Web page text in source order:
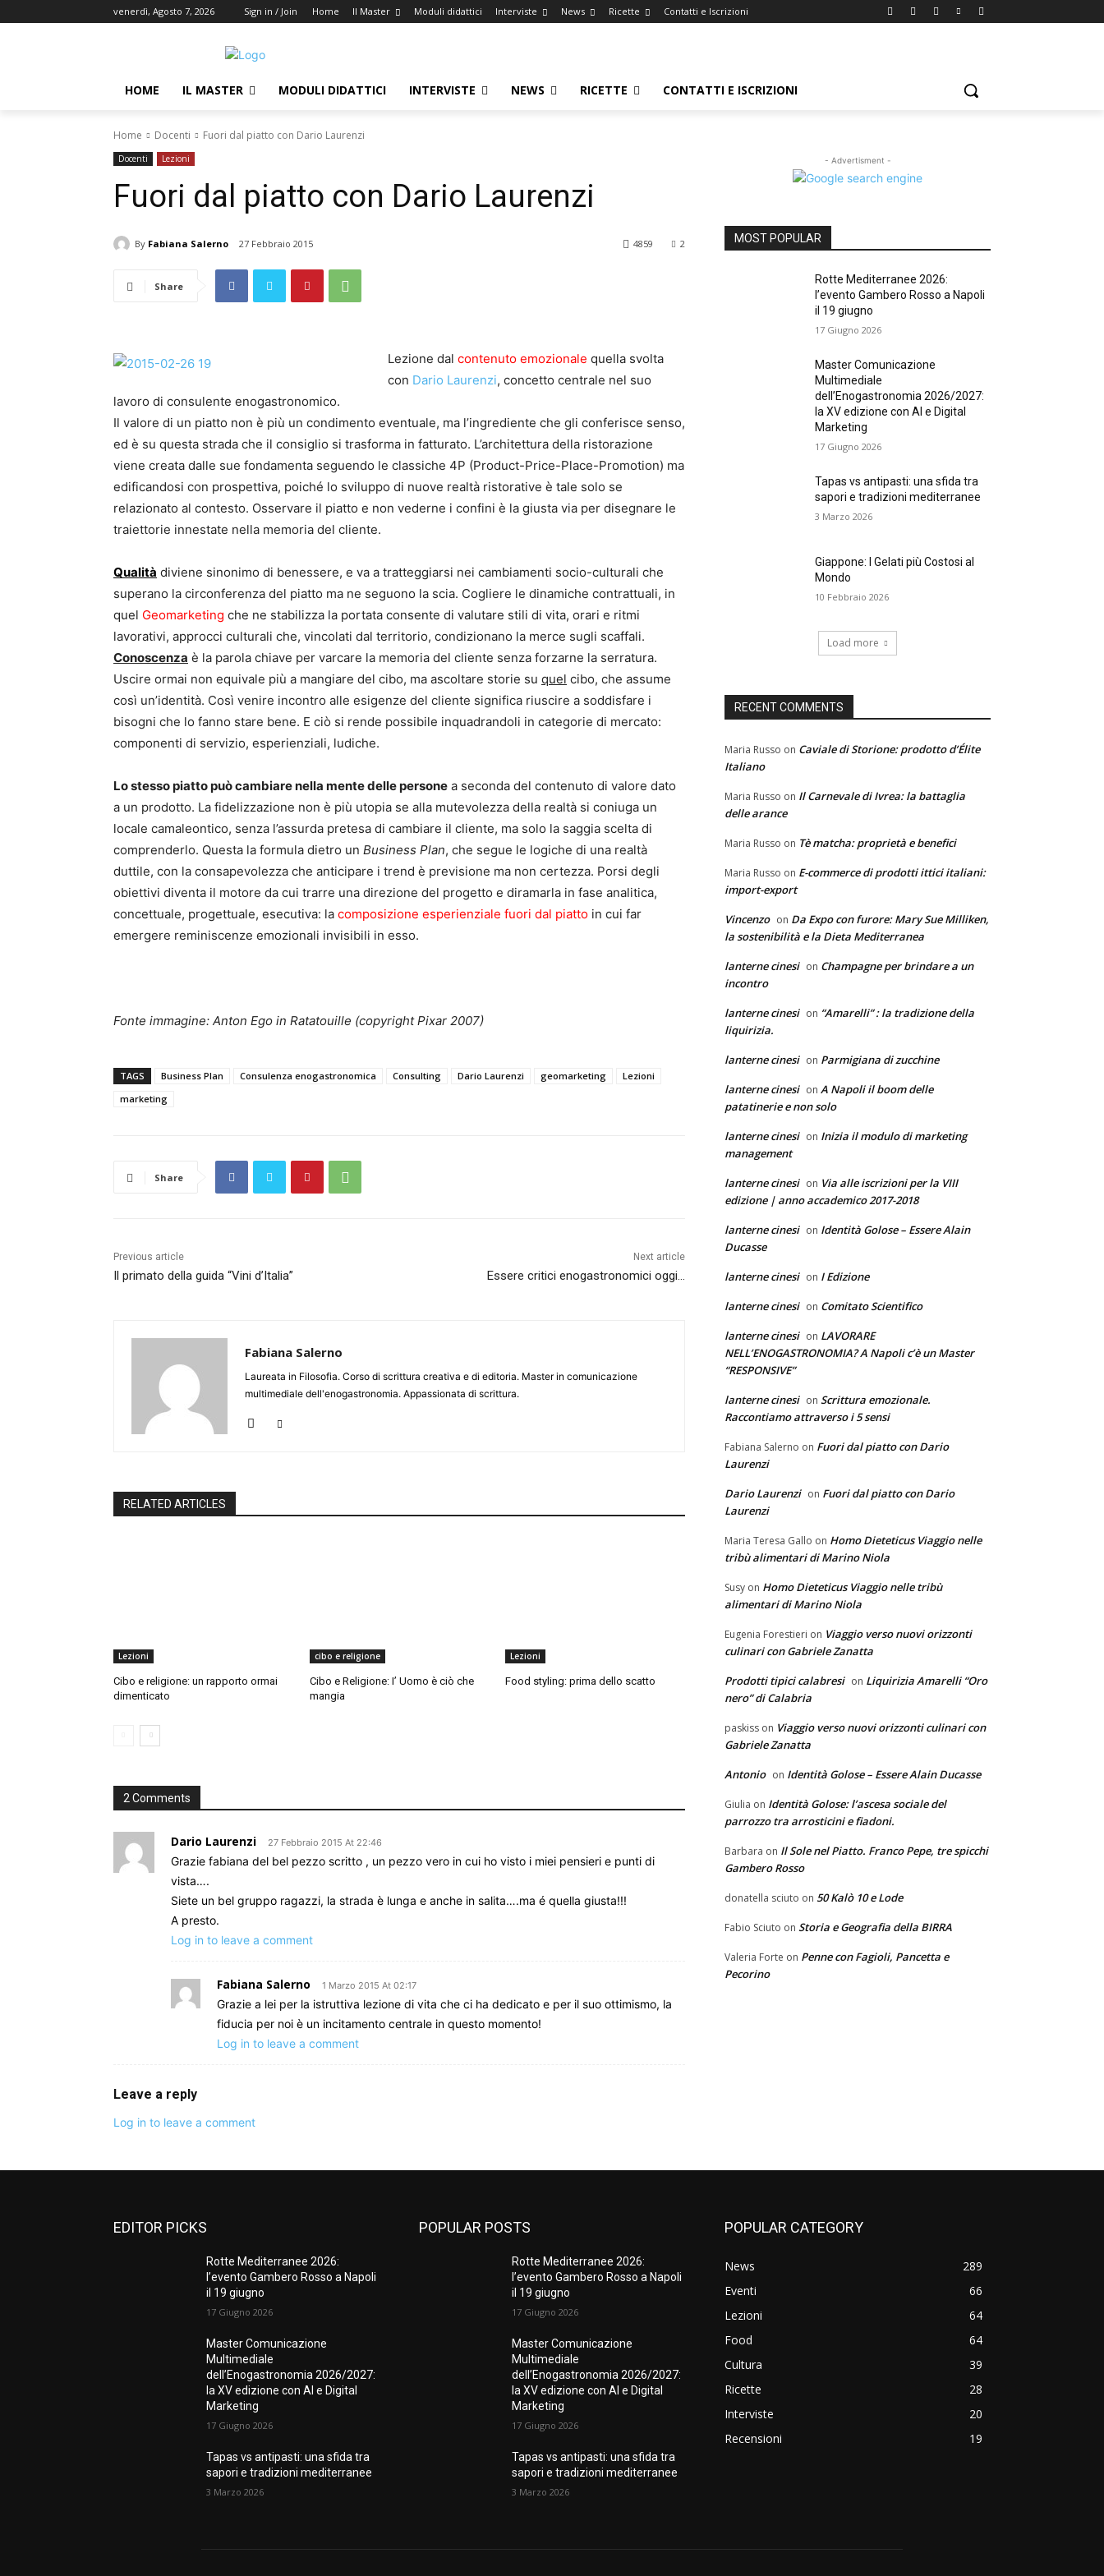
venerdì, Agosto 7, 2026 Sign in / Join Home Il Master Moduli didattici Interviste News Ricette Contatti e Iscrizioni
HOME IL MASTER MODULI DIDATTICI INTERVISTE NEWS RICETTE CONTATTI E ISCRIZIONI
Home Docenti Fuori dal piatto con Dario Laurenzi
Docenti Lezioni
Fuori dal piatto con Dario Laurenzi
By Fabiana Salerno 27 Febbraio 2015 2
4859
Share
Lezione dal contenuto emozionale quella svolta
con Dario Laurenzi, concetto centrale nel suo
lavoro di consulente enogastronomico.
Il valore di un piatto non è più un condimento eventuale, ma l’ingrediente che gli conferisce senso,
ed è su questa strada che il consiglio si trasforma in fatturato. L’architettura della ristorazione
viene creata dalle sue fondamenta seguendo le classiche 4P (Product-Price-Place-Promotion) ma
edificandosi con prospettiva, poiché lo sviluppo di nuove realtà ristorative è tale solo se
relazionato al contesto. Osservare il piatto e non vederne i confini è la giusta via per disegnare le
traiettorie innestate nella memoria del cliente.
Qualità diviene sinonimo di benessere, e va a tratteggiarsi nei cambiamenti socio-culturali che
superano la circonferenza del piatto ma ne seguono la scia. Cogliere le dinamiche contrattuali, in
quel Geomarketing che ne stabilizza la portata consente di valutare stili di vita, orari e ritmi
lavorativi, approcci culturali che, vincolati dal territorio, condizionano la merce sugli scaffali.
Conoscenza è la parola chiave per varcare la memoria del cliente senza forzarne la serratura.
Uscire ormai non equivale più a mangiare del cibo, ma ascoltare storie su quel cibo, che assume
così un’identità. Così venire incontro alle esigenze del cliente significa riuscire a soddisfare i
bisogni che lo fanno stare bene. E ciò si rende possibile inquadrandoli in categorie di mercato:
componenti di servizio, esperienziali, ludiche.
Lo stesso piatto può cambiare nella mente delle persone a seconda del contenuto di valore dato
a un prodotto. La fidelizzazione non è più utopia se alla mutevolezza della realtà si coniuga un
locale camaleontico, senza l’assurda pretesa di cambiare il cliente, ma solo la saggia scelta di
comprenderlo. Questa la formula dietro un Business Plan, che segue le logiche di una realtà
duttile, con la consapevolezza che anticipare i trend è previsione ma non certezza. Porsi degli
obiettivi diventa il motore da cui trarre una direzione del progetto e diramarla in fase analitica,
concettuale, progettuale, esecutiva: la composizione esperienziale fuori dal piatto in cui far
emergere reminiscenze emozionali invisibili in esso.
Fonte immagine: Anton Ego in Ratatouille (copyright Pixar 2007)
TAGS Business Plan Consulenza enogastronomica Consulting Dario Laurenzi geomarketing
Lezioni
marketing
Share
Previous article
Il primato della guida “Vini d’Italia”
Next article
Essere critici enogastronomici oggi…
Fabiana Salerno
Laureata in Filosofia. Corso di scrittura creativa e di editoria. Master in comunicazione
multimediale dell'enogastronomia. Appassionata di scrittura.
RELATED ARTICLES
Lezioni
Cibo e religione: un rapporto ormai
dimenticato
cibo e religione
Cibo e Religione: I’ Uomo è ciò che
mangia
Lezioni
Food styling: prima dello scatto
2 Comments
Dario Laurenzi 27 Febbraio 2015 At 22:46
Grazie fabiana del bel pezzo scritto , un pezzo vero in cui ho visto i miei pensieri e punti di
vista….
Siete un bel gruppo ragazzi, la strada è lunga e anche in salita….ma é quella giusta!!!
A presto.
Log in to leave a comment
Fabiana Salerno 1 Marzo 2015 At 02:17
Grazie a lei per la istruttiva lezione di vita che ci ha dedicato e per il suo ottimismo, la
fiducia per noi è un incitamento centrale in questo momento!
Log in to leave a comment
Leave a reply
Log in to leave a comment
- Advertisment -
MOST POPULAR
Rotte Mediterranee 2026:
l’evento Gambero Rosso a Napoli
il 19 giugno
17 Giugno 2026
Master Comunicazione
Multimediale
dell’Enogastronomia 2026/2027:
la XV edizione con AI e Digital
Marketing
17 Giugno 2026
Tapas vs antipasti: una sfida tra
sapori e tradizioni mediterranee
3 Marzo 2026
Giappone: I Gelati più Costosi al
Mondo
10 Febbraio 2026
Load more
RECENT COMMENTS
Maria Russo on Caviale di Storione: prodotto d’Élite
Italiano
Maria Russo on Il Carnevale di Ivrea: la battaglia
delle arance
Maria Russo on Tè matcha: proprietà e benefici
Maria Russo on E-commerce di prodotti ittici italiani:
import-export
Vincenzo on Da Expo con furore: Mary Sue Milliken,
la sostenibilità e la Dieta Mediterranea
lanterne cinesi on Champagne per brindare a un
incontro
lanterne cinesi on “Amarelli” : la tradizione della
liquirizia.
lanterne cinesi on Parmigiana di zucchine
lanterne cinesi on A Napoli il boom delle
patatinerie e non solo
lanterne cinesi on Inizia il modulo di marketing
management
lanterne cinesi on Via alle iscrizioni per la VIII
edizione | anno accademico 2017-2018
lanterne cinesi on Identità Golose – Essere Alain
Ducasse
lanterne cinesi on I Edizione
lanterne cinesi on Comitato Scientifico
lanterne cinesi on LAVORARE
NELL’ENOGASTRONOMIA? A Napoli c’è un Master
“RESPONSIVE”
lanterne cinesi on Scrittura emozionale.
Raccontiamo attraverso i 5 sensi
Fabiana Salerno on Fuori dal piatto con Dario
Laurenzi
Dario Laurenzi on Fuori dal piatto con Dario
Laurenzi
Maria Teresa Gallo on Homo Dieteticus Viaggio nelle
tribù alimentari di Marino Niola
Susy on Homo Dieteticus Viaggio nelle tribù
alimentari di Marino Niola
Eugenia Forestieri on Viaggio verso nuovi orizzonti
culinari con Gabriele Zanatta
Prodotti tipici calabresi on Liquirizia Amarelli “Oro
nero” di Calabria
paskiss on Viaggio verso nuovi orizzonti culinari con
Gabriele Zanatta
Antonio on Identità Golose – Essere Alain Ducasse
Giulia on Identità Golose: l’ascesa sociale del
parrozzo tra arrosticini e fiadoni.
Barbara on Il Sole nel Piatto. Franco Pepe, tre spicchi
Gambero Rosso
donatella sciuto on 50 Kalò 10 e Lode
Fabio Sciuto on Storia e Geografia della BIRRA
Valeria Forte on Penne con Fagioli, Pancetta e
Pecorino
EDITOR PICKS
Rotte Mediterranee 2026:
l’evento Gambero Rosso a Napoli
il 19 giugno
17 Giugno 2026
Master Comunicazione
Multimediale
dell’Enogastronomia 2026/2027:
la XV edizione con AI e Digital
Marketing
17 Giugno 2026
Tapas vs antipasti: una sfida tra
sapori e tradizioni mediterranee
3 Marzo 2026
POPULAR POSTS
Rotte Mediterranee 2026:
l’evento Gambero Rosso a Napoli
il 19 giugno
17 Giugno 2026
Master Comunicazione
Multimediale
dell’Enogastronomia 2026/2027:
la XV edizione con AI e Digital
Marketing
17 Giugno 2026
Tapas vs antipasti: una sfida tra
sapori e tradizioni mediterranee
3 Marzo 2026
POPULAR CATEGORY
News
289
Eventi
66
Lezioni
64
Food
64
Cultura
39
Ricette
28
Interviste
20
Recensioni
19